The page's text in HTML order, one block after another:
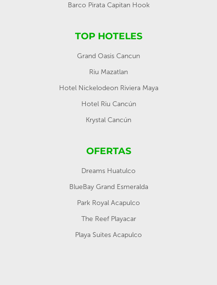
Barco Pirata Capitan Hook
TOP HOTELES
Grand Oasis Cancun
Riu Mazatlan
Hotel Nickelodeon Riviera Maya
Hotel Riu Cancún
Krystal Cancún
OFERTAS
Dreams Huatulco
BlueBay Grand Esmeralda
Park Royal Acapulco
The Reef Playacar
Playa Suites Acapulco